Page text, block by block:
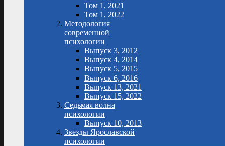
Том 1, 2021
Том 1, 2022
Методология
современной
психологии
Выпуск 3, 2012
Выпуск 4, 2014
Выпуск 5, 2015
Выпуск 6, 2016
Выпуск 13, 2021
Выпуск 15, 2022
Седьмая волна
психологии
Выпуск 10, 2013
Звезды Ярославской
психологии